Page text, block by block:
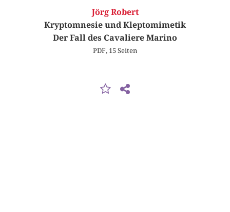
Jörg Robert
Kryptomnesie und Kleptomimetik
Der Fall des Cavaliere Marino
PDF, 15 Seiten